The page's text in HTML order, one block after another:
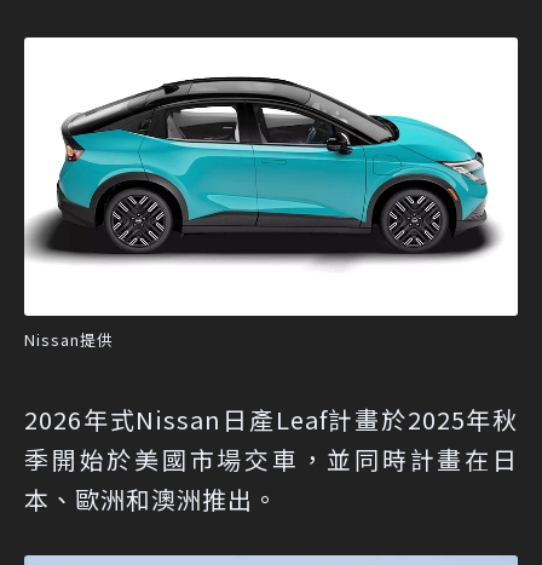
Nissan提供
2026年式Nissan日產Leaf計畫於2025年秋
季開始於美國市場交車，並同時計畫在日
本、歐洲和澳洲推出。